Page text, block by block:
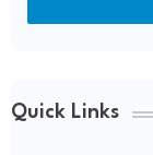
Quick Links